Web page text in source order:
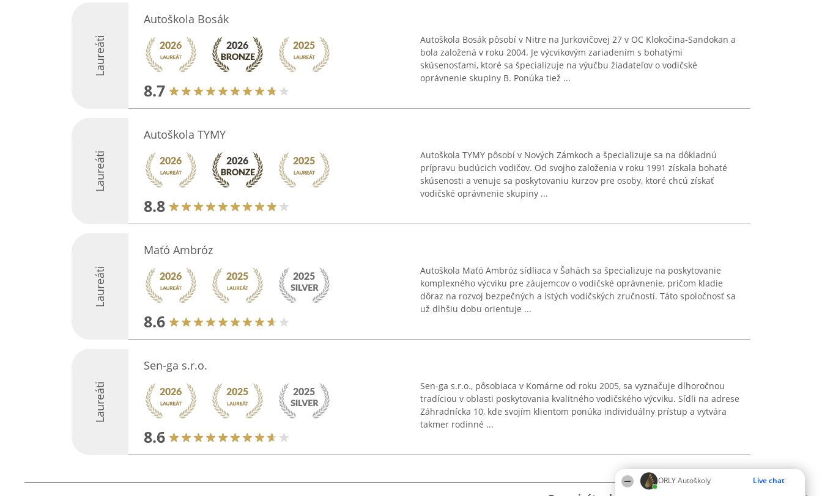
ORLY Autoškoly Live chat
Laureáti
Autoškola Bosák
8.7
Autoškola Bosák pôsobí v Nitre na Jurkovičovej 27 v OC Klokočina-Sandokan a
bola založená v roku 2004. Je výcvikovým zariadením s bohatými
skúsenosťami, ktoré sa špecializuje na výučbu žiadateľov o vodičské
oprávnenie skupiny B. Ponúka tiež ...
Laureáti
Autoškola TYMY
8.8
Autoškola TYMY pôsobí v Nových Zámkoch a špecializuje sa na dôkladnú
prípravu budúcich vodičov. Od svojho založenia v roku 1991 získala bohaté
skúsenosti a venuje sa poskytovaniu kurzov pre osoby, ktoré chcú získať
vodičské oprávnenie skupiny ...
Laureáti
Maťó Ambróz
8.6
Autoškola Maťó Ambróz sídliaca v Šahách sa špecializuje na poskytovanie
komplexného výcviku pre záujemcov o vodičské oprávnenie, pričom kladie
dôraz na rozvoj bezpečných a istých vodičských zručností. Táto spoločnosť sa
už dlhšiu dobu orientuje ...
Laureáti
Sen-ga s.r.o.
8.6
Sen-ga s.r.o., pôsobiaca v Komárne od roku 2005, sa vyznačuje dlhoročnou
tradíciou v oblasti poskytovania kvalitného vodičského výcviku. Sídli na adrese
Záhradnícka 10, kde svojím klientom ponúka individuálny prístup a vytvára
takmer rodinné ...